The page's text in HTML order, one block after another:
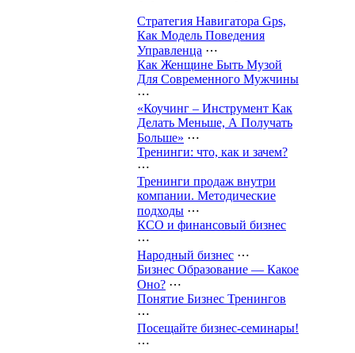
Стратегия Навигатора Gps,
Как Модель Поведения
Управленца ⋯
Как Женщине Быть Музой
Для Современного Мужчины
⋯
«Коучинг – Инструмент Как
Делать Меньше, А Получать
Больше» ⋯
Тренинги: что, как и зачем?
⋯
Тренинги продаж внутри
компании. Методические
подходы ⋯
КСО и финансовый бизнес
⋯
Народный бизнес ⋯
Бизнес Образование — Какое
Оно? ⋯
Понятие Бизнес Тренингов
⋯
Посещайте бизнес-семинары!
⋯